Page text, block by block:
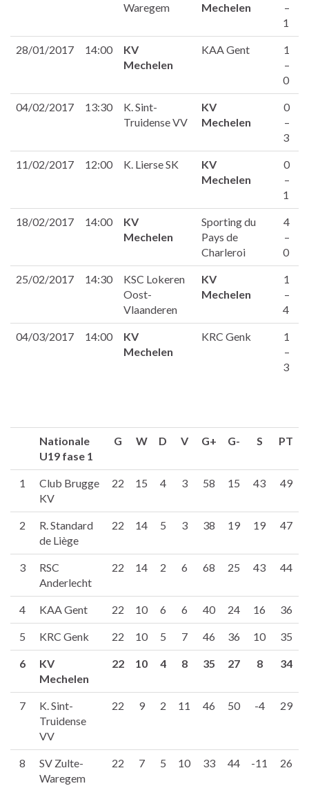
Waregem
Mechelen
–
1
28/01/2017 14:00
KV
Mechelen
KAA Gent
1
–
0
04/02/2017 13:30
K. Sint-
Truidense VV
KV
Mechelen
0
–
3
11/02/2017 12:00 K. Lierse SK
KV
Mechelen
0
–
1
18/02/2017 14:00
KV
Mechelen
Sporting du
Pays de
Charleroi
4
–
0
25/02/2017 14:30
KSC Lokeren
Oost-
Vlaanderen
KV
Mechelen
1
–
4
04/03/2017 14:00
KV
Mechelen
KRC Genk
1
–
3
Nationale
U19 fase 1
G W D V G+ G- S PT
1
Club Brugge
KV
22 15 4 3 58 15 43 49
2
R. Standard
de Liège
22 14 5 3 38 19 19 47
3
RSC
Anderlecht
22 14 2 6 68 25 43 44
4 KAA Gent 22 10 6 6 40 24 16 36
5 KRC Genk 22 10 5 7 46 36 10 35
6
KV
Mechelen
22 10 4 8 35 27 8 34
7
K. Sint-
Truidense
VV
22 9 2 11 46 50 -4 29
8
SV Zulte-
Waregem
22 7 5 10 33 44 -11 26